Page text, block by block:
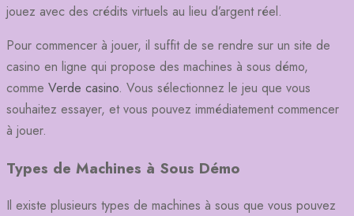
jouez avec des crédits virtuels au lieu d’argent réel.
Pour commencer à jouer, il suffit de se rendre sur un site de
casino en ligne qui propose des machines à sous démo,
comme Verde casino. Vous sélectionnez le jeu que vous
souhaitez essayer, et vous pouvez immédiatement commencer
à jouer.
Types de Machines à Sous Démo
Il existe plusieurs types de machines à sous que vous pouvez